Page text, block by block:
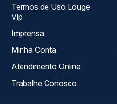
Termos de Uso Louge
Vip
Imprensa
Minha Conta
Atendimento Online
Trabalhe Conosco